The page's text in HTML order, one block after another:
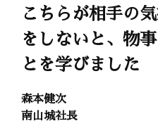
こちらが相手の
をしないと、物
とを学びました
森本健次
南山城社長